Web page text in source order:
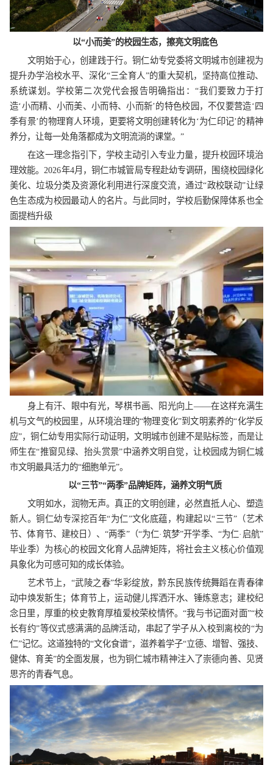
以“小而美”的校园生态，擦亮文明底色
文明始于心，创建践于行。铜仁幼专党委将文明城市创建视为
提升办学治校水平、深化“三全育人”的重大契机，坚持高位推动、
系统谋划。学校第二次党代会报告明确指出：“我们要致力于打
造‘小而精、小而美、小而特、小而新’的特色校园，不仅要营造‘四
季有景’的物理育人环境，更要将文明创建转化为‘为仁印记’的精神
养分，让每一处角落都成为文明流淌的课堂。”
在这一理念指引下，学校主动引入专业力量，提升校园环境治
理效能。2026年4月，铜仁市城管局专程赴幼专调研，围绕校园绿化
美化、垃圾分类及资源化利用进行深度交流，通过“政校联动”让绿
色生态成为校园最动人的名片。与此同时，学校后勤保障体系也全
面提档升级
身上有汗、眼中有光，琴棋书画、阳光向上——在这样充满生
机与文气的校园里，从环境治理的“物理变化”到文明素养的“化学反
应”，铜仁幼专用实际行动证明，文明城市创建不是贴标签，而是让
师生在“推窗见绿、抬头赏景”中涵养文明自觉，让校园成为铜仁城
市文明最具活力的“细胞单元”。
以“三节”“两季”品牌矩阵，涵养文明气质
文明如水，润物无声。真正的文明创建，必然直抵人心、塑造
新人。铜仁幼专深挖百年“为仁”文化底蕴，构建起以“三节”（艺术
节、体育节、建校日）、“两季”（“为仁·筑梦”开学季、“为仁·启航”
毕业季）为核心的校园文化育人品牌矩阵，将社会主义核心价值观
具象化为可感可知的成长体验。
艺术节上，“武陵之春”华彩绽放，黔东民族传统舞蹈在青春律
动中焕发新生；体育节上，运动健儿挥洒汗水、锤炼意志；建校纪
念日里，厚重的校史教育厚植爱校荣校情怀。“我与书记面对面”“校
长有约”等仪式感满满的品牌活动，串起了学子从入校到离校的“为
仁”记忆。这道独特的“文化食谱”，滋养着学子“立德、增智、强技、
健体、育美”的全面发展，也为铜仁城市精神注入了崇德向善、见贤
思齐的青春气息。